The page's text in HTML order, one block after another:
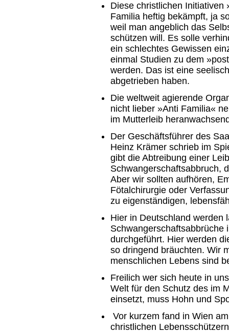
Diese christlichen Initiativen
Familia heftig bekämpft, ja
weil man angeblich das
schützen will. Es solle
ein schlechtes Gewissen
einmal Studien zu dem
werden. Das ist eine
abgetrieben haben.
Die weltweit agierende
nicht lieber »Anti Familia«
im Mutterleib
Der Geschäftsführer des
Heinz Krämer schrieb im
gibt die Abtreibung einer
Schwangerschaftsabbruch,
Aber wir sollten aufhören,
Fötalchirurgie oder
zu eigenständigen,
Hier in Deutschland werden
Schwangerschaftsabbrüche
durchgeführt. Hier werden
so dringend bräuchten. Wir
menschlichen Lebens sind
Freilich wer sich heute in
Welt für den Schutz des im
einsetzt, muss Hohn und
Vor kurzem fand in Wien
christlichen